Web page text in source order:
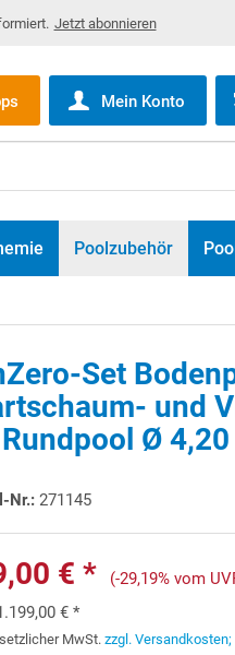
Jetzt abonnieren
Mein Konto
Poolzubehör
Set
und
Ø 4,20
Nr.: 271145
€ *
(-29,19% vom
€ *
MwSt.zzgl.